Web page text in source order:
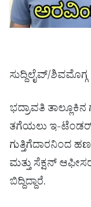
ಸುದ್ದಿಲೈವ್/ಶಿವಮೊಗ್ಗ
ಭದ್ರಾವತಿ
ತಗೆಯಲು ಇ-ಟೆಂಡರ್
ಗುತ್ತಿಗೆದಾರನಿಂದ
ಮತ್ತು ಸೆಕ್ಷನ್
ಬಿದ್ದಿದ್ದಾರೆ.